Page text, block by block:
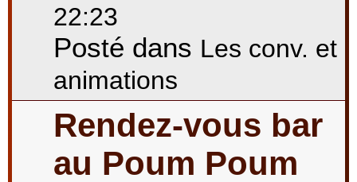
22:23
Posté dans Les conv. et
animations
Rendez-vous bar
au Poum Poum